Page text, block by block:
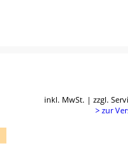
inkl. MwSt. | zzgl.
> zur